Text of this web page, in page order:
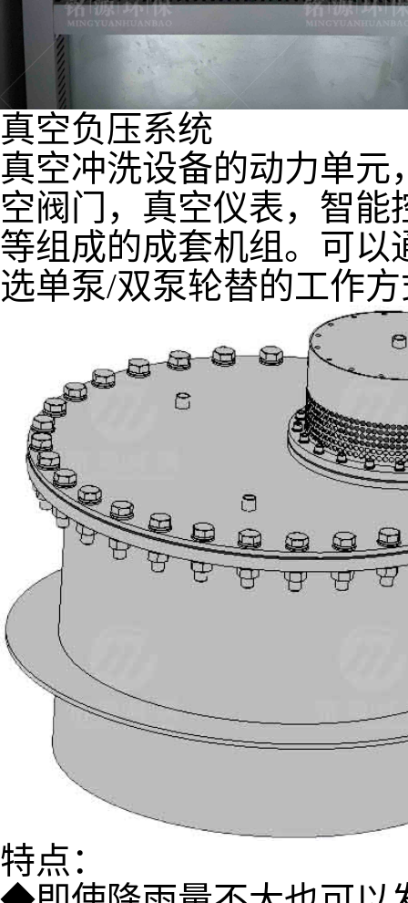
真空负压系统
真空冲洗设备的动力单
空阀门，真空仪表，智
等组成的成套机组。可以
选单泵/双泵轮替的工作
特点：